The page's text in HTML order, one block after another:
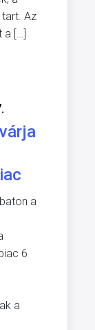
Az
a […]
a
6
a